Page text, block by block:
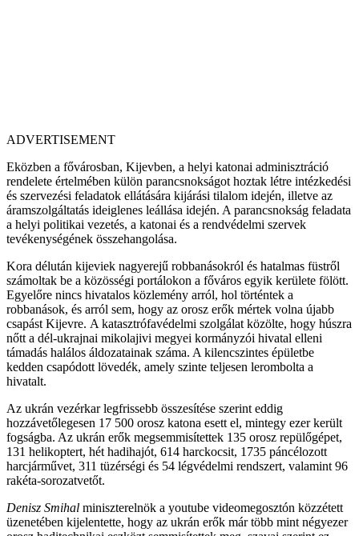
ADVERTISEMENT
Eközben a fővárosban, Kijevben, a helyi katonai adminisztráció
rendelete értelmében külön parancsnokságot hoztak létre intézkedési
és szervezési feladatok ellátására kijárási tilalom idején, illetve az
áramszolgáltatás ideiglenes leállása idején. A parancsnokság feladata
a helyi politikai vezetés, a katonai és a rendvédelmi szervek
tevékenységének összehangolása.
Kora délután kijeviek nagyerejű robbanásokról és hatalmas füstről
számoltak be a közösségi portálokon a főváros egyik kerülete fölött.
Egyelőre nincs hivatalos közlemény arról, hol történtek a
robbanások, és arról sem, hogy az orosz erők mértek volna újabb
csapást Kijevre. A katasztrófavédelmi szolgálat közölte, hogy húszra
nőtt a dél-ukrajnai mikolajivi megyei kormányzói hivatal elleni
támadás halálos áldozatainak száma. A kilencszintes épületbe
kedden csapódott lövedék, amely szinte teljesen lerombolta a
hivatalt.
Az ukrán vezérkar legfrissebb összesítése szerint eddig
hozzávetőlegesen 17 500 orosz katona esett el, mintegy ezer került
fogságba. Az ukrán erők megsemmisítettek 135 orosz repülőgépet,
131 helikoptert, hét hadihajót, 614 harckocsit, 1735 páncélozott
harcjárművet, 311 tüzérségi és 54 légvédelmi rendszert, valamint 96
rakéta-sorozatvetőt.
Denisz Smihal miniszterelnök a youtube videomegosztón közzétett
üzenetében kijelentette, hogy az ukrán erők már több mint négyezer